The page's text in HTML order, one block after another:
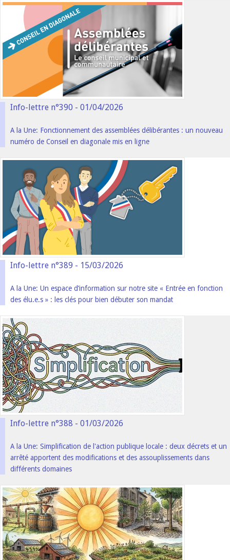
Info-lettre n°390 - 01/04/2026
A la Une: Fonctionnement des assemblées délibérantes : un nouveau
numéro de Conseil en diagonale mis en ligne
Info-lettre n°389 - 15/03/2026
A la Une: Un espace d’information sur notre site « Entrée en fonction
des élu.e.s » : les clés pour bien débuter son mandat
Info-lettre n°388 - 01/03/2026
A la Une: Simplification de l'action publique locale : deux décrets et un
arrêté apportent des modifications et des assouplissements dans
différents domaines